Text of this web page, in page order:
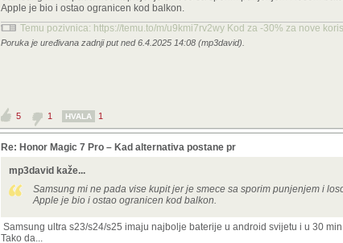
Apple je bio i ostao ogranicen kod balkon.
Temu pozivnica: https://temu.to/m/u9kmi7rv2wy Kod za -30% za nove
Poruka je uređivana zadnji put ned 6.4.2025 14:08 (mp3david).
5 1 HVALA 1
Re: Honor Magic 7 Pro – Kad alternativa postane pr
mp3david kaže...
Samsung mi ne pada vise kupit jer je smece sa sporim punjenjem i
Apple je bio i ostao ogranicen kod balkon.
Samsung ultra s23/s24/s25 imaju najbolje baterije u android svijetu i u 30
Tako da...